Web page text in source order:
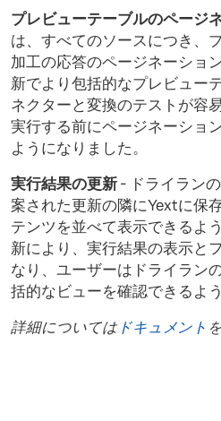
プレビューテーブルのページ
は、すべてのソースにつき、
加工の応答のページネーショ
新でより包括的なプレビュー
ネクターと変換のテストが容
実行する前にページネーショ
ようになりました。
実行結果の更新- ドライラン
案された更新の隣にYextに保
テンツを並べて表示できるよ
新により、実行結果の表示と
なり、ユーザーはドライラン
括的なビューを確認できるよ
詳細については ドキュメント